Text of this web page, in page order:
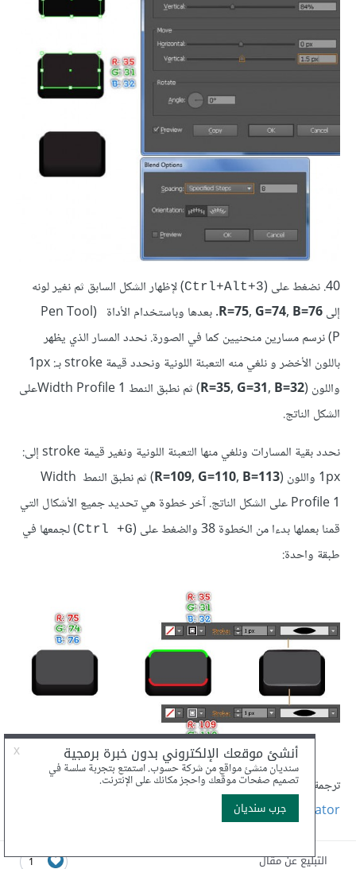
40. نضغط على ( Ctrl+Alt+3) لإظهار الشكل السابق ثم نغير لونه
إلىR=75, G=74, B=76
. بعدها وباستخدام الأداة (Pen Tool
(P نرسم مسارين منحنيين كما في الصورة. نحدد المسار الذي يظهر
باللون الأخضر و نلغي منه التعبئة اللونية ونحدد قيمة stroke بـ: 1px
واللون (R=35, G=31, B=32
) ثم نطبق النمط Width Profile 1على
الشكل الناتج.
نحدد بقية المسارات ونلغي منها التعبئة اللونية ونغير قيمة stroke إلى:
1px واللون (
R=109, G=110, B=113
) ثم نطبق النمط Width
Profile 1 على الشكل الناتج. آخر خطوة هي تحديد جميع الأشكال التي
قمنا بعملها بدءا من الخطوة 38 والضغط على (
Ctrl +G) لجمعها في
طبقة واحدة:
ترجمة وبتصرّف للمقالHow to Create a Realistic Game
Controller in Adobe Illustrator
1 التبليغ عن مقال